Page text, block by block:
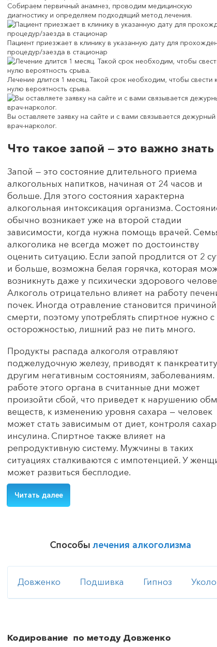
Собираем первичный анамнез, проводим медицинскую
диагностику и определяем подходящий метод лечения.
Пациент приезжает в клинику в указанную дату для
процедур/заезда в стационар
Лечение длится 1 месяц. Такой срок необходим, чтобы свести
нулю вероятность срыва.
Вы оставляете заявку на сайте и с вами связывается дежурный
врач-нарколог.
Что такое запой — это важно знать
Запой — это состояние длительного приема
алкогольных напитков, начиная от 24 часов и
больше. Для этого состояния характерна
алкогольная интоксикация организма.
обычно возникает уже на второй стадии
зависимости, когда нужна помощь врачей.
алкоголика не всегда может по достоинству
оценить ситуацию. Если запой продлится от 2
и больше, возможна белая горячка, которая
возникнуть даже у психически здорового
Алкоголь отрицательно влияет на работу
почек. Иногда отравление становится причиной
смерти, поэтому употреблять спиртное нужно с
осторожностью, лишний раз не пить много.
Продукты распада алкоголя отравляют
поджелудочную железу, приводят к
другим негативным состояниям, заболеваниям.
работе этого органа в считанные дни может
произойти сбой, что приведет к нарушению
веществ, к изменению уровня сахара — человек
может стать зависимым от диет, контроля
инсулина. Спиртное также влияет на
репродуктивную систему. Мужчины в таких
ситуациях сталкиваются с импотенцией. У
может развиться бесплодие.
Читать далее
Способы лечения алкоголизма
Довженко Подшивка Гипноз
Кодирование по методу Довженко